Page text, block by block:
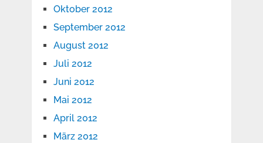
Oktober 2012
September 2012
August 2012
Juli 2012
Juni 2012
Mai 2012
April 2012
März 2012